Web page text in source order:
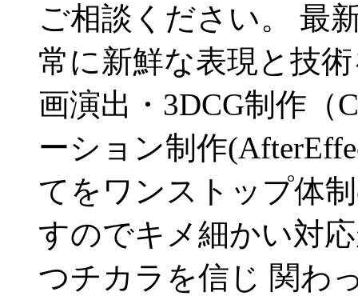
ご相談ください。 最
常に新鮮な表現と技
画演出・3DCG制作（
ーション制作
てをワンストップ体
すのでキメ細かい対
つチカラを信じ 関わ